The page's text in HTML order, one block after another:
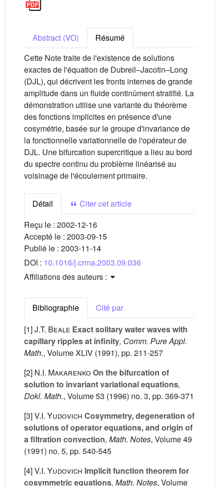
Abstract (VO)
Résumé
Cette Note traite de l'existence de solutions
exactes de l'équation de Dubreil–Jacotin–Long
(DJL), qui décrivent les fronts internes de grande
amplitude dans un fluide continûment stratifié. La
démonstration utilise une variante du théorème
des fonctions implicites en présence d'une
cosymétrie, basée sur le groupe d'invariance de
la fonctionnelle variationnelle de l'opérateur de
DJL. Une bifurcation supercritique a lieu au bord
du spectre continu du problème linéarisé au
voisinage de l'écoulement primaire.
Détail
Citer cet article
Reçu le : 2002-12-16
Accepté le : 2003-09-15
Publié le : 2003-11-14
DOI : 10.1016/j.crma.2003.09.036
Affiliations des auteurs :
Bibliographie
Cité par
[1]J.T. Beale Exact solitary water waves with
capillary ripples at infinity, Comm. Pure Appl.
Math., Volume XLIV (1991), pp. 211-257
[2] N.I. MakarenkoOn the bifurcation of
solution to invariant variational equations,
Dokl. Math., Volume 53 (1996) no. 3, pp. 369-371
[3]V.I. Yudovich Cosymmetry, degeneration of
solutions of operator equations, and origin of
a filtration convection, Math. Notes, Volume 49
(1991) no. 5, pp. 540-545
[4]V.I. Yudovich Implicit function theorem for
cosymmetric equations, Math. Notes, Volume